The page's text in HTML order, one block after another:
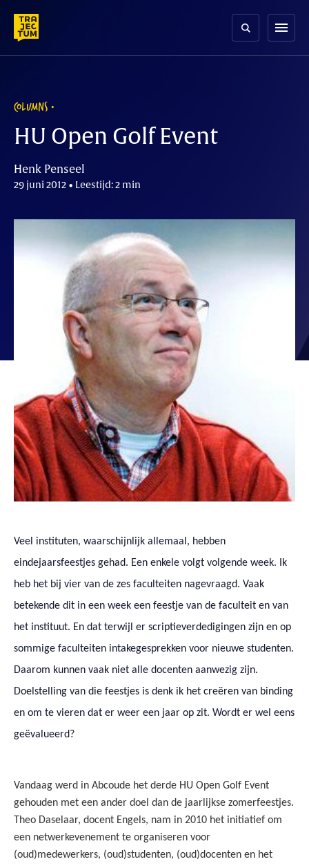
content
menu
COLUMNS
HU Open Golf Event
Henk Penseel
29 juni 2012 • Leestijd: 2 min
Veel instituten, waarschijnlijk allemaal, hebben
eindejaarsfeestjes gehad. Een enkele volgt volgende week. Ik
heb het bij vier van de zes faculteiten nagevraagd. Vaak
betekende dit in een week een feestje van de faculteit en van
het instituut. En dat terwijl er scriptieverdedigingen zijn en op
sommige faculteiten intakegesprekken voor nieuwe studenten.
Daarom kunnen vaak niet alle docenten aanwezig zijn.
Doelstelling van die feestjes is denk ik het creëren van binding
en om te vieren dat er weer een jaar op zit. Wordt er wel eens
geëvalueerd?
Vandaag werd in Abcoude het derde HU Open Golf Event
gehouden met een ander doel dan de jaarlijkse zomerfeestjes.
Theo Daselaar, docent Engels, nam in 2010 het initiatief om
een netwerkevenement te organiseren voor
(oud)medewerkers, (oud)studenten, (oud)docenten en het